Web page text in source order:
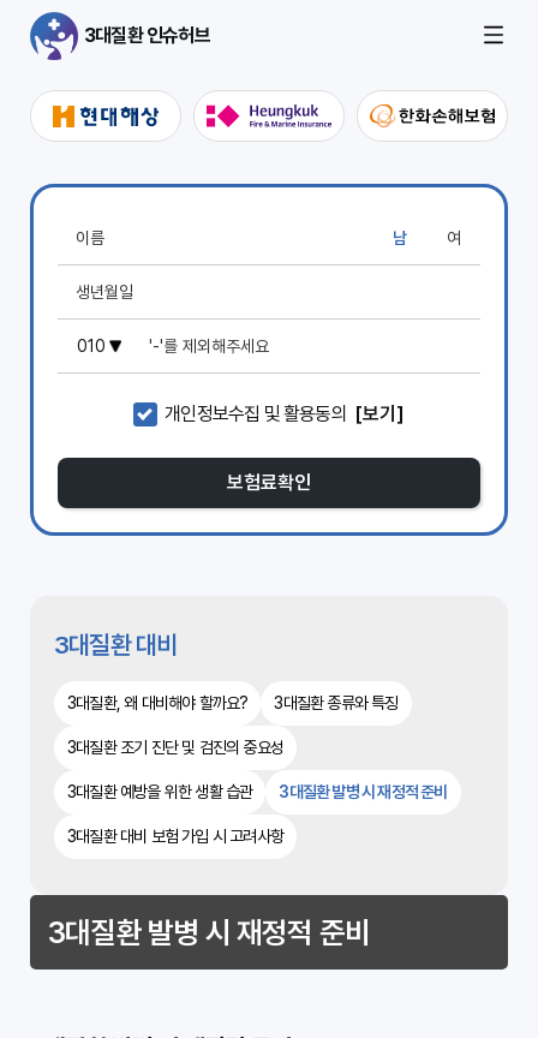
3대질환 인슈허브
남 여
개인정보수집 및 활용동의 [보기]
보험료확인
3대질환 대비
3대질환, 왜 대비해야 할까요? 3대질환 종류와 특징
3대질환 조기 진단 및 검진의 중요성
3대질환 예방을 위한 생활 습관 3대질환 발병 시 재정적 준비
3대질환 대비 보험 가입 시 고려사항
3대질환 발병 시 재정적 준비